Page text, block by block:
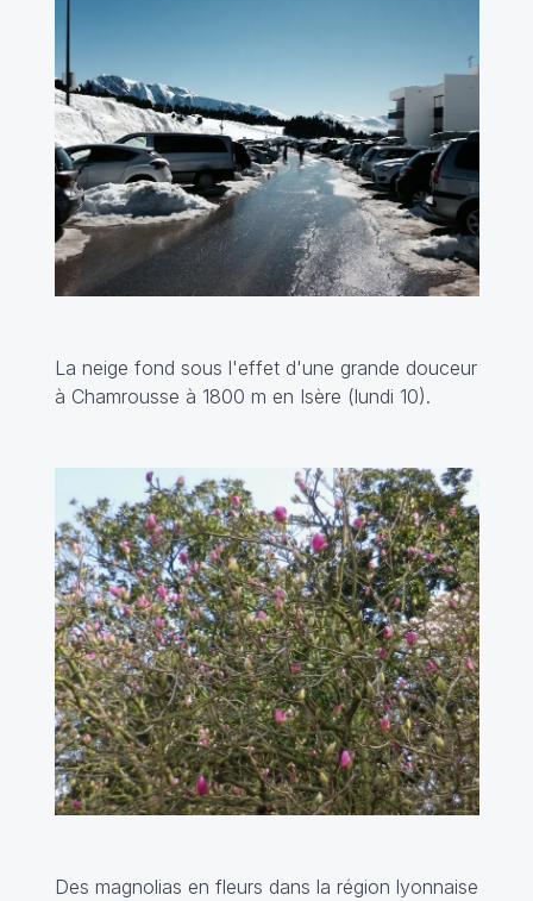
La neige fond sous l'effet d'une grande douceur
à Chamrousse à 1800 m en Isère (lundi 10).
Des magnolias en fleurs dans la région lyonnaise